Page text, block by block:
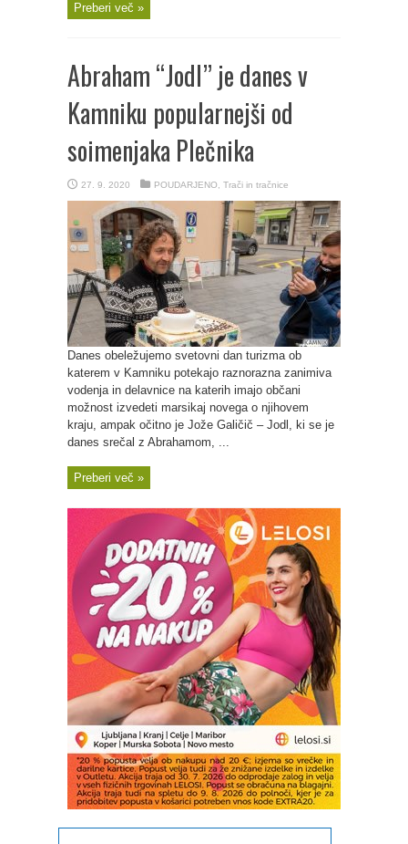
Preberi več »
Abraham “Jodl” je danes v
Kamniku popularnejši od
soimenjaka Plečnika
27. 9. 2020 POUDARJENO Trači in tračnice
Danes obeležujemo svetovni dan turizma ob
katerem v Kamniku potekajo raznorazna zanimiva
vodenja in delavnice na katerih imajo občani
možnost izvedeti marsikaj novega o njihovem
kraju, ampak očitno je Jože Galičič – Jodl, ki se je
danes srečal z Abrahamom, ...
Preberi več »